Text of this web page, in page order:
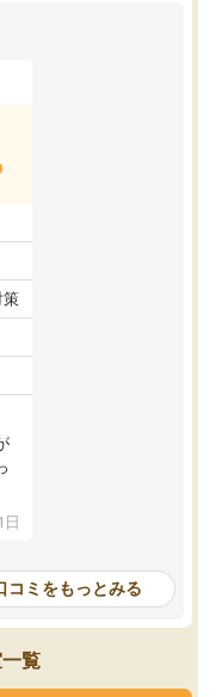
策
日
コミをもっとみる
覧